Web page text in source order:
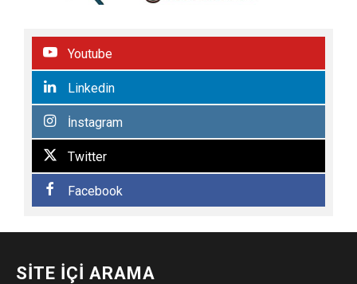
Youtube
Linkedin
İnstagram
Twitter
Facebook
SITE İÇI ARAMA